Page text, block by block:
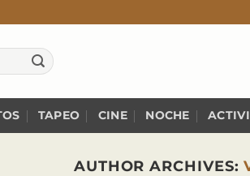
TAPEO CINE NOCHE
AUTHOR ARCHIVES: